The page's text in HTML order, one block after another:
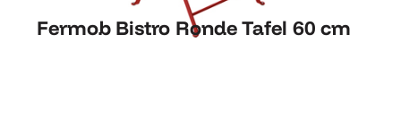
Fermob Bistro Ronde Tafel 60 cm
Fermob Bistro Ronde Tafel 60
cm